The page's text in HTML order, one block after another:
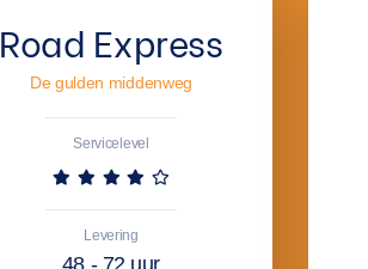
Road Express
De gulden middenweg
Servicelevel
Levering
48 - 72 uur